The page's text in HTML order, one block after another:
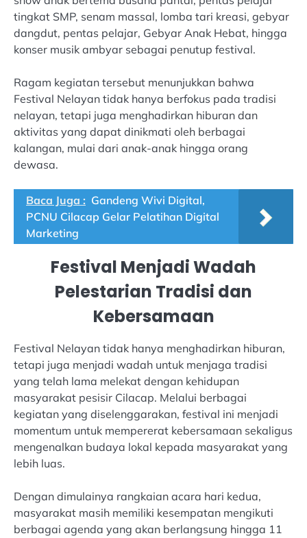
tingkat SMP, senam massal, lomba tari kreasi, gebyar
dangdut, pentas pelajar, Gebyar Anak Hebat, hingga
konser musik ambyar sebagai penutup festival.
Ragam kegiatan tersebut menunjukkan bahwa
Festival Nelayan tidak hanya berfokus pada tradisi
nelayan, tetapi juga menghadirkan hiburan dan
aktivitas yang dapat dinikmati oleh berbagai
kalangan, mulai dari anak-anak hingga orang
dewasa.
Baca Juga : Gandeng Wivi Digital,
PCNU Cilacap Gelar Pelatihan Digital
Marketing
Festival Menjadi Wadah
Pelestarian Tradisi dan
Kebersamaan
Festival Nelayan tidak hanya menghadirkan hiburan,
tetapi juga menjadi wadah untuk menjaga tradisi
yang telah lama melekat dengan kehidupan
masyarakat pesisir Cilacap. Melalui berbagai
kegiatan yang diselenggarakan, festival ini menjadi
momentum untuk mempererat kebersamaan sekaligus
mengenalkan budaya lokal kepada masyarakat yang
lebih luas.
Dengan dimulainya rangkaian acara hari kedua,
masyarakat masih memiliki kesempatan mengikuti
berbagai agenda yang akan berlangsung hingga 11